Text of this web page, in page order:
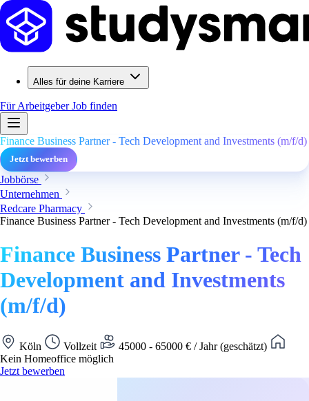
Alles für deine Karriere
Für ArbeitgeberJob finden
Finance Business Partner - Tech Development and Investments (m/f/d)
Jetzt bewerben
Jobbörse
Unternehmen
Redcare Pharmacy
Finance Business Partner - Tech Development and Investments (m/f/d)
Finance Business Partner - Tech
Development and Investments
(m/f/d)
Köln Vollzeit
45000 - 65000 € / Jahr (geschätzt)
Kein Homeoffice möglich
Jetzt bewerben